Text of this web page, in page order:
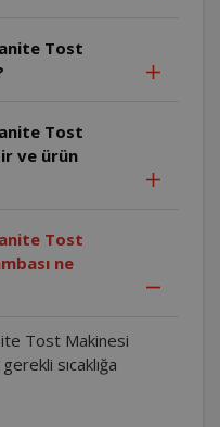
Tost
Tost
ve ürün
Tost
ne
Tost Makinesi
sıcaklığa